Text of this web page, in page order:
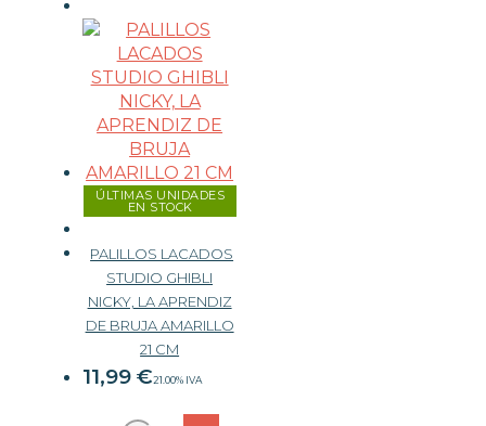
ÚLTIMAS UNIDADES
EN STOCK
PALILLOS LACADOS
STUDIO GHIBLI
NICKY, LA APRENDIZ
DE BRUJA AMARILLO
21 CM
11,99 €21.00% IVA